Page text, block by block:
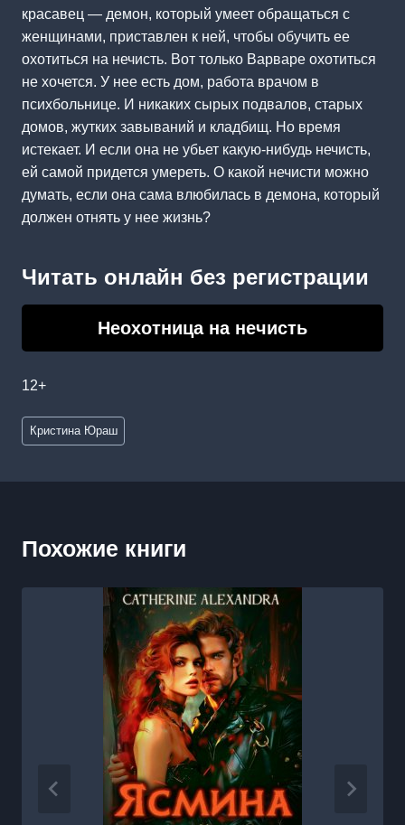
красавец — демон, который умеет обращаться с
женщинами, приставлен к ней, чтобы обучить ее
охотиться на нечисть. Вот только Варваре охотиться
не хочется. У нее есть дом, работа врачом в
психбольнице. И никаких сырых подвалов, старых
домов, жутких завываний и кладбищ. Но время
истекает. И если она не убьет какую-нибудь нечисть,
ей самой придется умереть. О какой нечисти можно
думать, если она сама влюбилась в демона, который
должен отнять у нее жизнь?
Читать онлайн без регистрации
Неохотница на нечисть
12+
Метки
записи:
Кристина Юраш
Похожие книги